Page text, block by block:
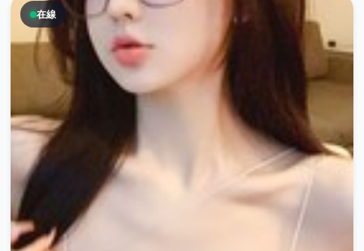
在線